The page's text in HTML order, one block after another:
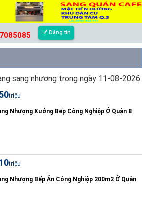
Đăng tin
sang nhượng trong ngày 11-08-2026
triệu
Nhượng Xưởng Bếp Công Nghiệp Ở Quận 8
triệu
Nhượng Bếp Ăn Công Nghiệp 200m2 Ở Quận